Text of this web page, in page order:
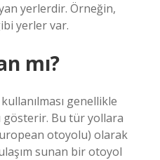
yerlerdir. Örneğin,
yerler var.
mı?
genellikle
gösterir. Bu tür yollara
otoyolu) olarak
ulaşım sunan bir otoyol